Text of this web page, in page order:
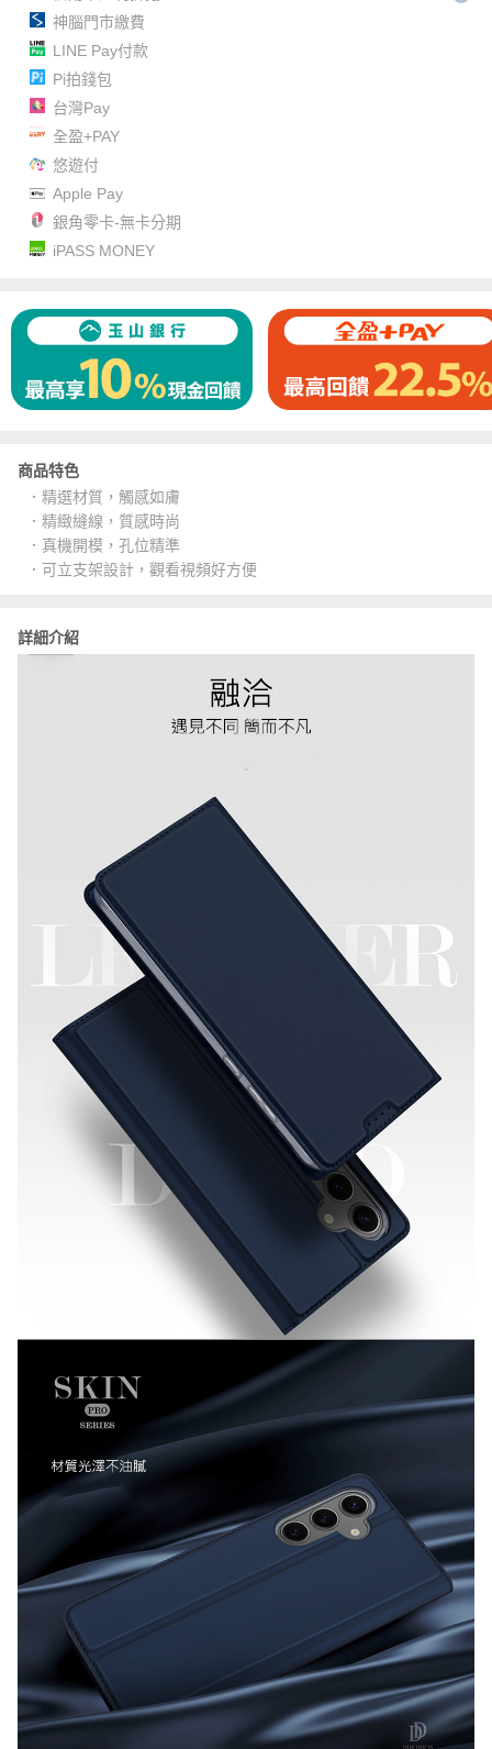
神腦門市繳費
LINE Pay付款
Pi拍錢包
台灣Pay
全盈+PAY
悠遊付
Apple Pay
銀角零卡-無卡分期
iPASS MONEY
商品特色
．精選材質，觸感如膚
．精緻縫線，質感時尚
．真機開模，孔位精準
．可立支架設計，觀看視頻好方便
詳細介紹